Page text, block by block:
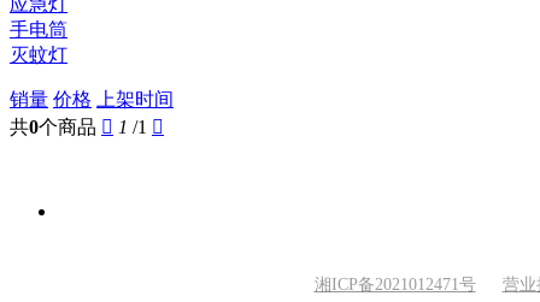
应急灯
手电筒
灭蚊灯
销量 价格 上架时间
共0个商品  1 /1 
湘ICP备2021012471号 营业